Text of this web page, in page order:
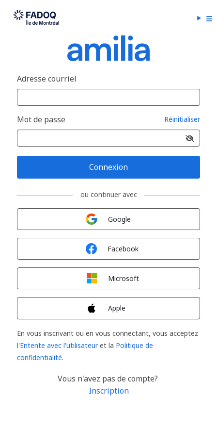
Adresse courriel
Mot de passe Réinitialiser
Connexion
ou continuer avec
Google
Facebook
Microsoft
Apple
En vous inscrivant ou en vous connectant, vous acceptez
l'Entente avec l'utilisateuret la Politique de
confidentialité.
Vous n'avez pas de compte?
Inscription